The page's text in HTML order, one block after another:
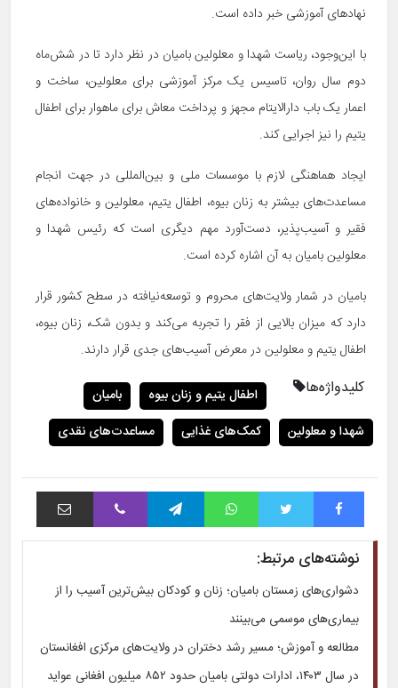
نهادهای آموزشی خبر داده است.
با این‌وجود، ریاست شهدا و معلولین بامیان در نظر دارد تا در شش‌ماه
دوم سال روان، تاسیس یک مرکز آموزشی برای معلولین، ساخت و
اعمار یک باب دارالایتام مجهز و پرداخت معاش برای ماهوار برای اطفال
یتیم را نیز اجرایی کند.
ایجاد هماهنگی لازم با موسسات ملی و بین‌المللی در جهت انجام
مساعدت‌های بیشتر به زنان بیوه، اطفال یتیم، معلولین و خانواده‌های
فقیر و آسیب‌پذیر، دست‌آورد مهم دیگری است که رئیس شهدا و
معلولین بامیان به آن اشاره کرده است.
بامیان در شمار ولایت‌های محروم و توسعه‌نیافته در سطح کشور قرار
دارد که میزان بالایی از فقر را تجربه می‌کند و بدون شک، زنان بیوه،
اطفال یتیم و معلولین در معرض آسیب‌های جدی قرار دارند.
کلیدواژه‌ها اطفال یتیم و زنان بیوه
بامیان
شهدا و معلولین
کمک‌های غذایی مساعدت‌های نقدی
فیس بوک توییتر واتس آپ تلگرام وایبر اشتراک با ایمیل
نوشته‌های مرتبط:
دشواری‌های زمستان بامیان؛ زنان و کودکان بیش‌ترین آسیب را از
بیماری‌های موسمی می‌بینند
مطالعه و آموزش؛ مسیر رشد دختران در ولایت‌های مرکزی افغانستان
در سال ۱۴۰۳، ادارات دولتی بامیان حدود ۸۵۲ میلیون افغانی عواید